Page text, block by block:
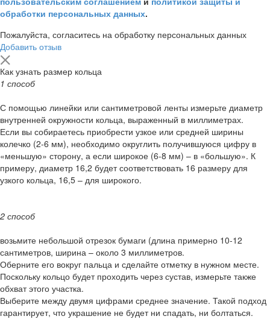
обработки персональных данных.
Пожалуйста, согласитесь на обработку персональных данных
Добавить отзыв
Как узнать размер кольца
1 способ
С помощью линейки или сантиметровой ленты измерьте диаметр
внутренней окружности кольца, выраженный в миллиметрах.
Если вы собираетесь приобрести узкое или средней ширины
колечко (2-6 мм), необходимо округлить получившуюся цифру в
«меньшую» сторону, а если широкое (6-8 мм) – в «большую». К
примеру, диаметр 16,2 будет соответствовать 16 размеру для
узкого кольца, 16,5 – для широкого.
2 способ
возьмите небольшой отрезок бумаги (длина примерно 10-12
сантиметров, ширина – около 3 миллиметров.
Оберните его вокруг пальца и сделайте отметку в нужном месте.
Поскольку кольцо будет проходить через сустав, измерьте также
обхват этого участка.
Выберите между двумя цифрами среднее значение. Такой подход
гарантирует, что украшение не будет ни спадать, ни болтаться.